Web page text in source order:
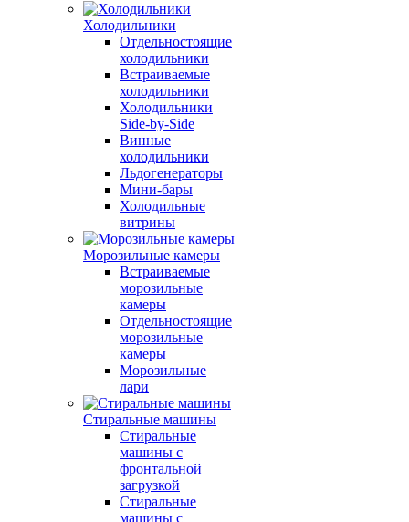
Холодильники
Отдельностоящие
холодильники
Встраиваемые
холодильники
Холодильники
Side-by-Side
Винные
холодильники
Льдогенераторы
Мини-бары
Холодильные
витрины
Морозильные камеры
Встраиваемые
морозильные
камеры
Отдельностоящие
морозильные
камеры
Морозильные
лари
Стиральные машины
Стиральные
машины с
фронтальной
загрузкой
Стиральные
машины с